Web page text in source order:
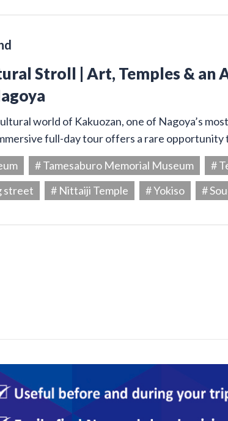
Stroll | Art, Temples & an
world of Kakuozan, one of Nagoya’s
full-day tour offers a rare
# Tamesaburo Memorial Museum
#
street
# Nittaiji Temple # Yokiso #